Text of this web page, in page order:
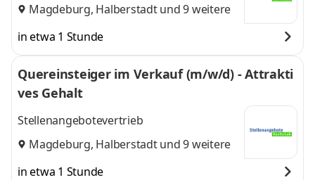
Magdeburg, Halberstadtund 9 weitere
in etwa 1 Stunde
Quereinsteiger im Verkauf (m/w/d) - Attrakti
ves Gehalt
Stellenangebotevertrieb
Magdeburg, Halberstadtund 9 weitere
in etwa 1 Stunde